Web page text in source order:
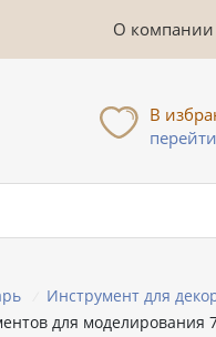
О компании
В
перейти
Инструмент для
для моделирования